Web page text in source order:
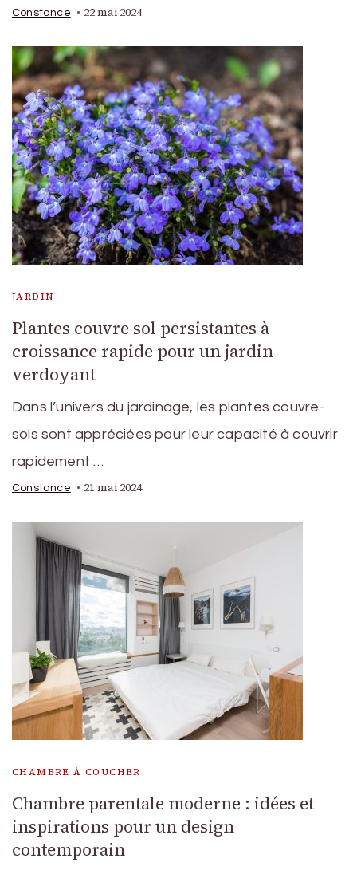
Constance 22 mai 2024
JARDIN
Plantes couvre sol persistantes à
croissance rapide pour un jardin
verdoyant
Dans l’univers du jardinage, les plantes couvre-
sols sont appréciées pour leur capacité à couvrir
rapidement …
Constance 21 mai 2024
CHAMBRE À COUCHER
Chambre parentale moderne : idées et
inspirations pour un design
contemporain